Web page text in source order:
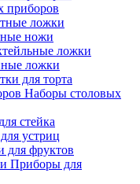
приборов
ложки
ножи
ложки
ложки
для торта
Наборы столовых
стейка
устриц
для фруктов
Приборы для